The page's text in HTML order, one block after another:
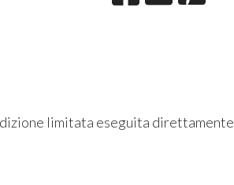
limitata eseguita direttamente